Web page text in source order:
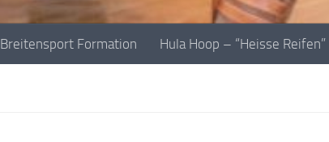
Breitensport Formation Hula Hoop – “Heisse Reifen”